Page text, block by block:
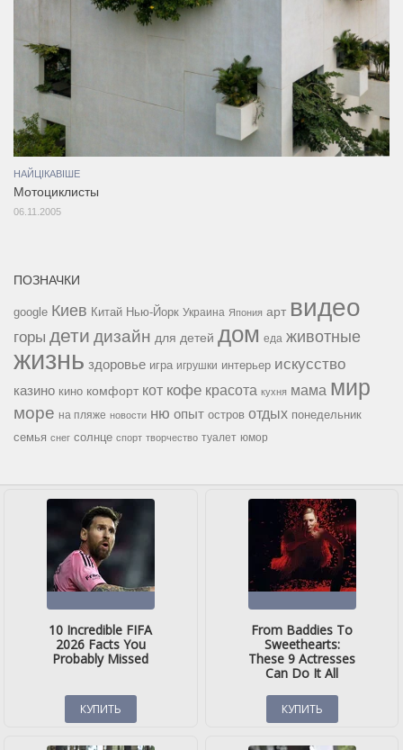
НАЙЦІКАВІШЕ
Мотоциклисты
06.11.2005
ПОЗНАЧКИ
google Киев Китай Нью-Йорк Украина Япония арт видео
горы дети дизайн для детей дом еда животные
жизнь здоровье игра игрушки интерьер искусство
казино кино комфорт кот кофе красота кухня мама мир
море на пляже новости ню опыт остров отдых понедельник
семья снег солнце спорт творчество туалет юмор